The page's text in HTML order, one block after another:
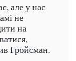
але у нас
не
на
Гройсман.